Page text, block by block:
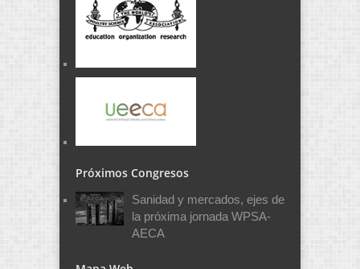
Próximos Congresos
Sanidad y mercados, ejes de
la próxima jornada WPSA-
AECA